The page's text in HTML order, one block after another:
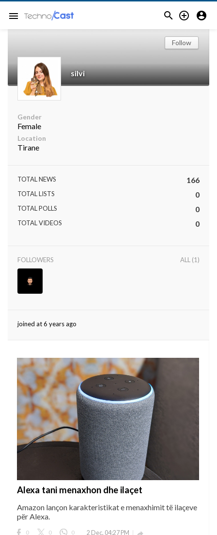
menu   
silvi
Follow
Gender
Female
Location
Tirane
TOTAL NEWS 166
TOTAL LISTS 0
TOTAL POLLS 0
TOTAL VIDEOS 0
FOLLOWERS ALL (1)
joined at 6 years ago
Alexa tani menaxhon dhe ilaçet
Amazon lançon karakteristikat e menaxhimit të ilaçeve
për Alexa.
0 0 0 2 Dec, 04:27 PM